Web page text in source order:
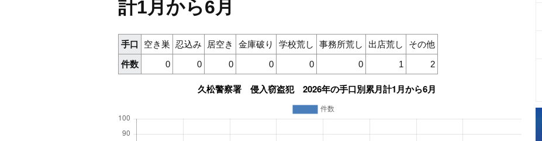
計1月から6月
手口 空き巣 忍込み 居空き 金庫破り 学校荒し 事務所荒し 出店荒し
その他
件数
0 0 0 0 0 0 1 2